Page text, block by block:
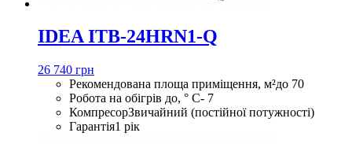
IDEA ITB-24HRN1-Q
26 740 грн
Рекомендована площа приміщення, м²до 70
Робота на обігрів до, ° С- 7
КомпресорЗвичайний (постійної потужності)
Гарантія1 рік